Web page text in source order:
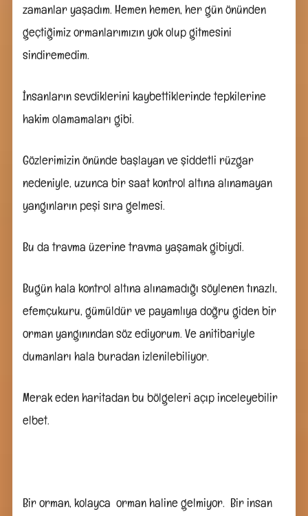
zamanlar yaşadım. Hemen hemen, her gün önünden
geçtiğimiz ormanlarımızın yok olup gitmesini
sindiremedim.
İnsanların sevdiklerini kaybettiklerinde tepkilerine
hakim olamamaları gibi.
Gözlerimizin önünde başlayan ve şiddetli rüzgar
nedeniyle, uzunca bir saat kontrol altına alınamayan
yangınların peşi sıra gelmesi.
Bu da travma üzerine travma yaşamak gibiydi.
Bugün hala kontrol altına alınamadığı söylenen tınazlı,
efemçukuru, gümüldür ve payamlıya doğru giden bir
orman yangınından söz ediyorum. Ve anitibariyle
dumanları hala buradan izlenilebiliyor.
Merak eden haritadan bu bölgeleri açıp inceleyebilir
elbet.
Bir orman, kolayca orman haline gelmiyor. Bir insan